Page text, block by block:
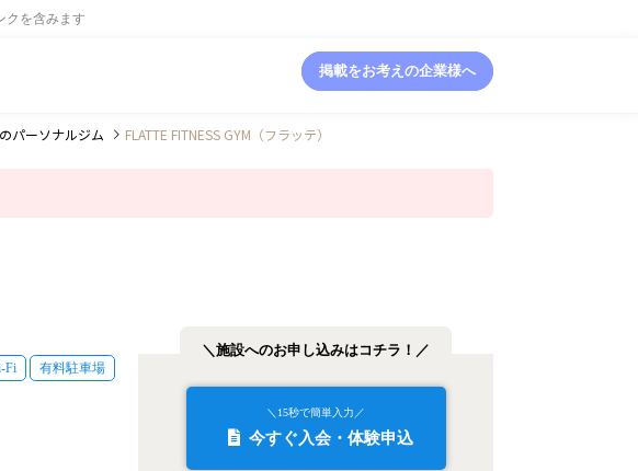
クを含みます
掲載をお考えの企業様へ
のパーソナルジム FLATTE FITNESS GYM（フラッテ）
Fi 有料駐車場
＼施設へのお申し込みはコチラ！／
＼15秒で簡単入力／
今すぐ入会・体験申込